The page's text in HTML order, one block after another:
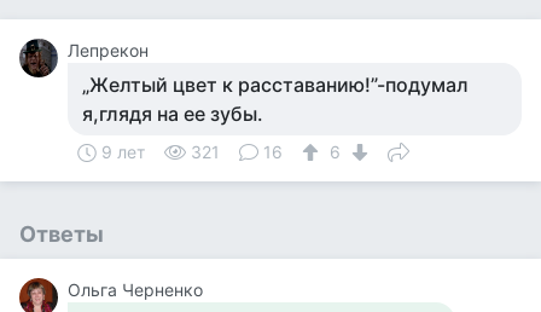
Лепрекон
„Желтый цвет к расставанию!”-подумал
я,глядя на ее зубы.
9 лет 321 16 6
Ответы
Ольга Черненко